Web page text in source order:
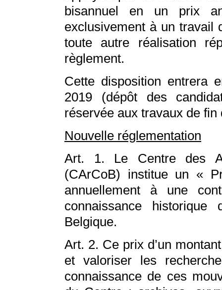
bisannuel en un prix
exclusivement à un travail
toute autre réalisation
règlement.
Cette disposition entrera
2019 (dépôt des
réservée aux travaux de fin
Nouvelle réglementation
Art. 1. Le Centre des
(CArCoB) institue un «
annuellement à une
connaissance historique
Belgique.
Art. 2. Ce prix d’un
et valoriser les
connaissance de ces